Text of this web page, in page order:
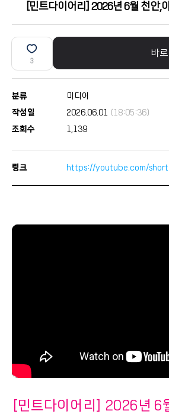
[민트다이어리] 2026년 6
[민트다이어리] 2026년 6월 천안,
3
바로
분류
미디어
작성일
2026.06.01
(18:05:36)
조회수
1,139
링크 https://youtube.com/